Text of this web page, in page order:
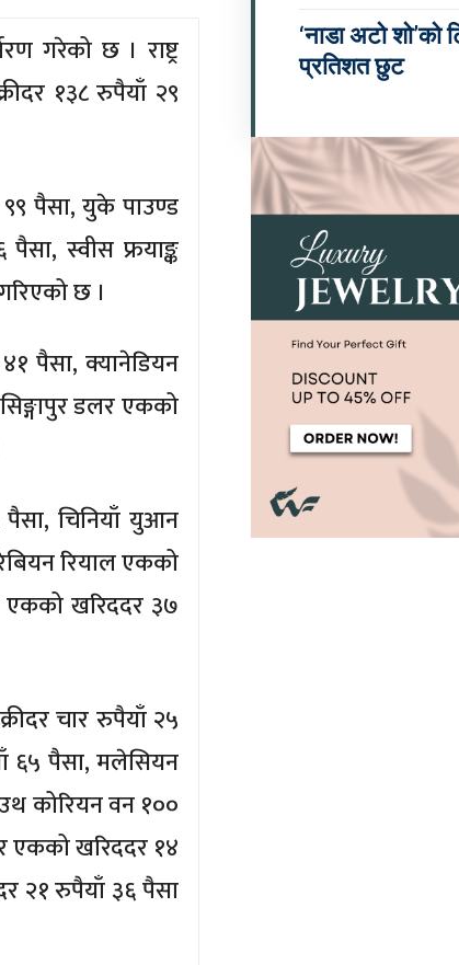
गरेको छ । राष्ट्र
१३८ रुपैयाँ २९
पैसा, युके पाउण्ड
स्वीस फ्रयाङ्क
छ ।
पैसा, क्यानेडियन
डलर एकको
चिनियाँ युआन
रियाल एकको
एकको खरिददर ३७
चार रुपैयाँ २५
६५ पैसा, मलेसियन
कोरियन वन १००
एकको खरिददर १४
२१ रुपैयाँ ३६ पैसा
‘नाडा अटो
प्रतिशत छुट